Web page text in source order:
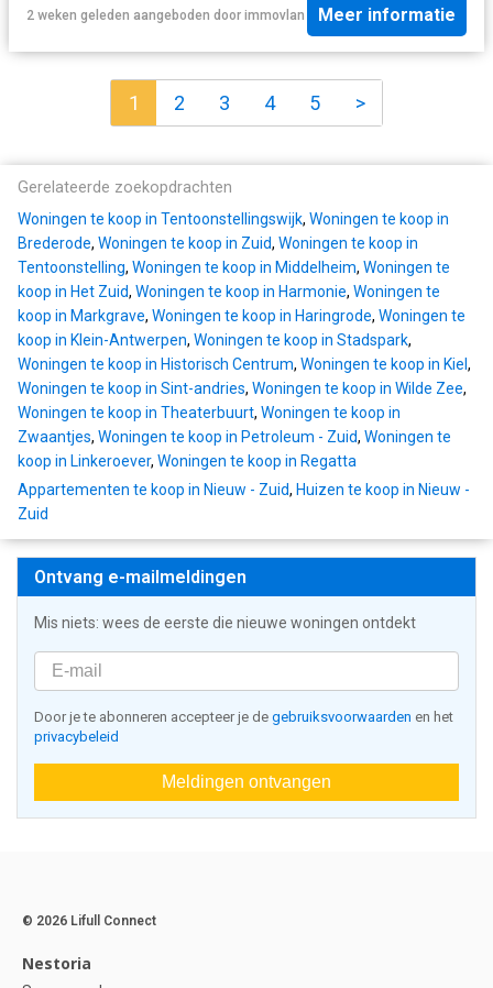
2 weken geleden aangeboden door immovlan Meer informatie
1 2 3 4 5 >
Gerelateerde zoekopdrachten
Woningen te koop in Tentoonstellingswijk, Woningen te koop in
Brederode, Woningen te koop in Zuid, Woningen te koop in
Tentoonstelling, Woningen te koop in Middelheim, Woningen te
koop in Het Zuid, Woningen te koop in Harmonie, Woningen te
koop in Markgrave, Woningen te koop in Haringrode, Woningen te
koop in Klein-Antwerpen, Woningen te koop in Stadspark,
Woningen te koop in Historisch Centrum, Woningen te koop in Kiel ,
Woningen te koop in Sint-andries, Woningen te koop in Wilde Zee,
Woningen te koop in Theaterbuurt, Woningen te koop in
Zwaantjes, Woningen te koop in Petroleum - Zuid, Woningen te
koop in Linkeroever, Woningen te koop in Regatta
Appartementen te koop in Nieuw - Zuid, Huizen te koop in Nieuw -
Zuid
Ontvang e-mailmeldingen
Mis niets: wees de eerste die nieuwe woningen ontdekt
Door je te abonneren accepteer je de gebruiksvoorwaarden en het
privacybeleid
Meldingen ontvangen
© 2026 Lifull Connect
Nestoria